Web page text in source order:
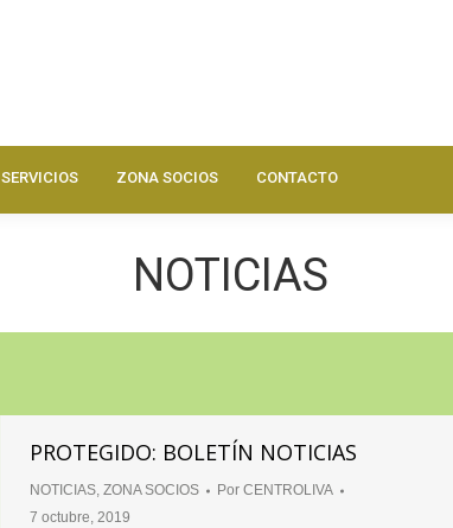
SERVICIOS ZONA SOCIOS CONTACTO
NOTICIAS
PROTEGIDO: BOLETÍN NOTICIAS
NOTICIAS, ZONA SOCIOS Por CENTROLIVA
7 octubre, 2019